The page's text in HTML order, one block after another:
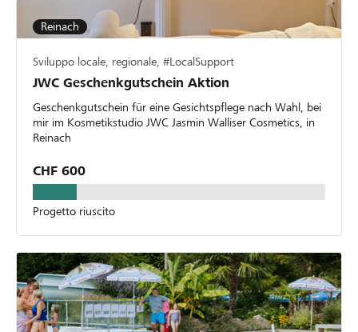
Reinach
Sviluppo locale, regionale, #LocalSupport
JWC Geschenkgutschein Aktion
Geschenkgutschein für eine Gesichtspflege nach Wahl, bei
mir im Kosmetikstudio JWC Jasmin Walliser Cosmetics, in
Reinach
CHF 600
Progetto riuscito